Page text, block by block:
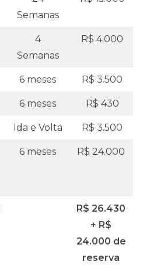
Semanas
4
Semanas
R$ 4.000
6 meses R$ 3.500
6 meses R$ 430
Ida e Volta R$ 3.500
6 meses R$ 24.000
R$ 26.430
+ R$
24.000 de
reserva